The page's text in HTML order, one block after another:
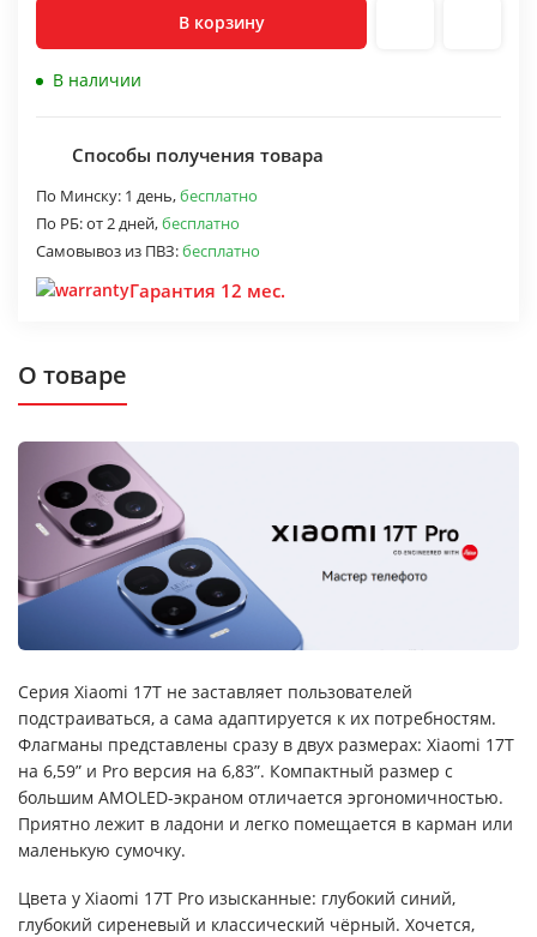
В корзину
В наличии
Способы получения товара
По Минску: 1 день,бесплатно
По РБ:от 2 дней,бесплатно
Самовывоз из ПВЗ:бесплатно
Гарантия 12 мес.
О товаре
Серия Xiaomi 17T не заставляет пользователей
подстраиваться, а сама адаптируется к их потребностям.
Флагманы представлены сразу в двух размерах: Xiaomi 17T
на 6,59” и Pro версия на 6,83”. Компактный размер с
большим AMOLED-экраном отличается эргономичностью.
Приятно лежит в ладони и легко помещается в карман или
маленькую сумочку.
Цвета у Xiaomi 17T Pro изысканные: глубокий синий,
глубокий сиреневый и классический чёрный. Хочется,